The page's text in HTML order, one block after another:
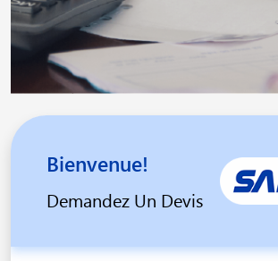
Bienvenue!
Demandez Un Devis